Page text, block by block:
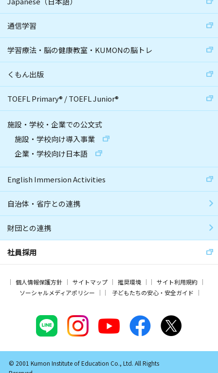
通信学習
学習療法・脳の健康教室・KUMONの脳トレ
くもん出版
TOEFL Primary® /TOEFL Junior®
施設・学校・企業での公文式
施設・学校向け導入事業
企業・学校向け日本語
English Immersion Activities
自治体・省庁との連携
財団との連携
社員採用
個人情報保護方針 サイトマップ 推奨環境
サイト利用規約
ソーシャルメディアポリシー
子どもたちの安心・安全ガイド
© 2001 Kumon Institute of Education Co., Ltd. All Rights